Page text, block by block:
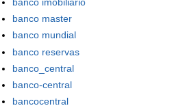
banco master
banco mundial
banco reservas
banco_central
banco-central
bancocentral